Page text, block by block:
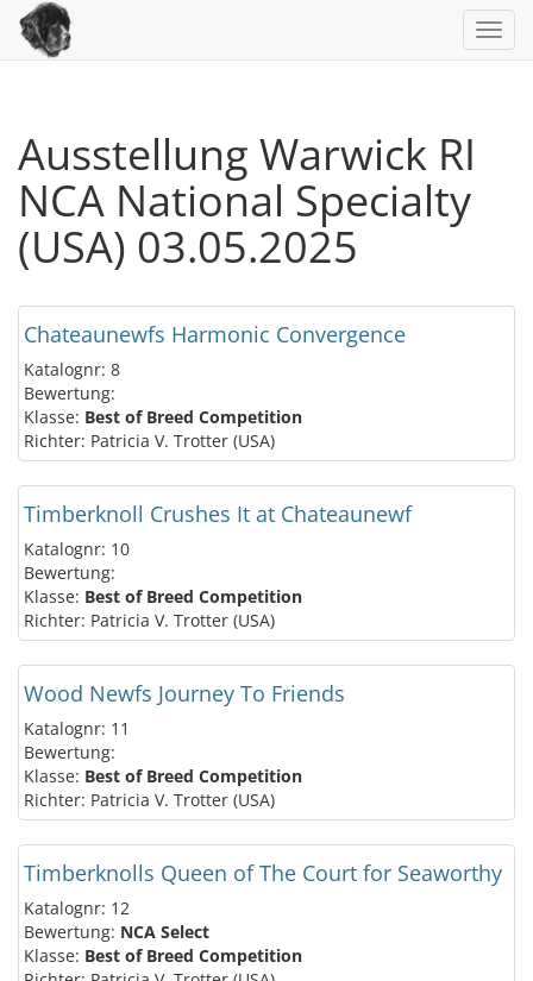
Ausstellung Warwick RI
NCA National Specialty
(USA) 03.05.2025
Chateaunewfs Harmonic Convergence
Katalognr: 8
Bewertung:
Klasse: Best of Breed Competition
Richter: Patricia V. Trotter (USA)
Timberknoll Crushes It at Chateaunewf
Katalognr: 10
Bewertung:
Klasse: Best of Breed Competition
Richter: Patricia V. Trotter (USA)
Wood Newfs Journey To Friends
Katalognr: 11
Bewertung:
Klasse: Best of Breed Competition
Richter: Patricia V. Trotter (USA)
Timberknolls Queen of The Court for Seaworthy
Katalognr: 12
Bewertung: NCA Select
Klasse: Best of Breed Competition